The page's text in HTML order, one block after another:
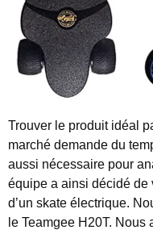
Trouver le produit idéal
marché demande du
aussi nécessaire pour
équipe a ainsi décidé de
d’un skate électrique.
le Teamgee H20T.